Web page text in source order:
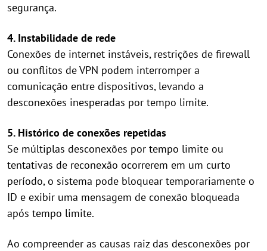
segurança.
4. Instabilidade de rede
Conexões de internet instáveis, restrições de firewall
ou conflitos de VPN podem interromper a
comunicação entre dispositivos, levando a
desconexões inesperadas por tempo limite.
5. Histórico de conexões repetidas
Se múltiplas desconexões por tempo limite ou
tentativas de reconexão ocorrerem em um curto
período, o sistema pode bloquear temporariamente o
ID e exibir uma mensagem de conexão bloqueada
após tempo limite.
Ao compreender as causas raiz das desconexões por